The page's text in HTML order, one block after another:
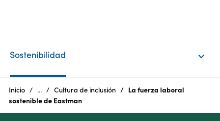
Quiénes
Sostenibilidad
Inicio ... Cultura de inclusión
La fuerza laboral
sostenible de Eastman